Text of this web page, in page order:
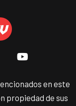
en este
propiedad de sus